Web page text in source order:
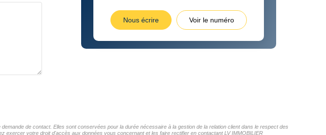
Nous écrire Voir le numéro
de contact. Elles sont conservées pour la durée nécessaire à la gestion de la relation client dans le respect des
exercer votre droit d'accès aux données vous concernant et les faire rectifier en contactant LV IMMOBILIER